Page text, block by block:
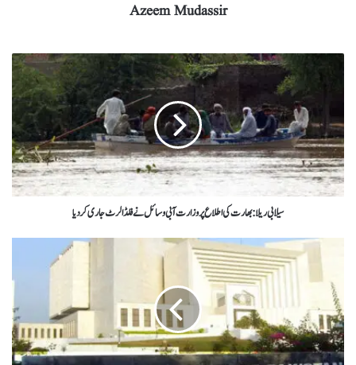
Azeem Mudassir
سیلابی ریلا: بھارت کی اطلاع پر وزارت آبی وسائل نے فلڈ الرٹ جاری کر دیا